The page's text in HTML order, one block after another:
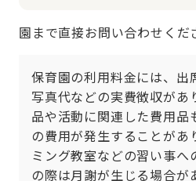
園まで直接お問い合わせくだ
保育園の利用料金には、出
写真代などの実費徴収があ
品や活動に関連した費用品
の費用が発生することがあ
ミング教室などの習い事へ
の際は月謝が生じる場合が